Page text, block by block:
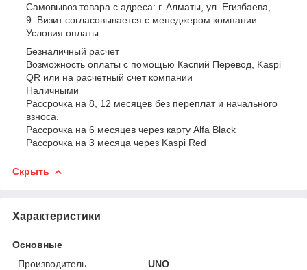
Самовывоз товара с адреса: г. Алматы, ул. Егизбаева,
9. Визит согласовывается с менеджером компании
Условия оплаты:
Безналичный расчет
Возможность оплаты с помощью Каспий Перевод, Kaspi
QR или на расчетный счет компании
Наличными
Рассрочка на 8, 12 месяцев без переплат и начального
взноса.
Рассрочка на 6 месяцев через карту Alfa Black
Рассрочка на 3 месяца через Kaspi Red
Скрыть
Характеристики
Основные
Производитель
UNO